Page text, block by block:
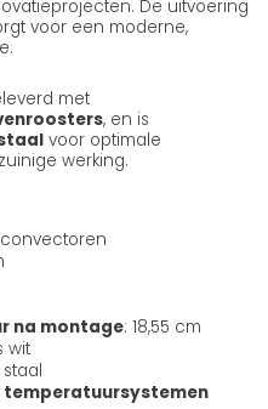
De uitvoering
voor een moderne,
met
, en is
voor optimale
werking.
na montage: 18,55 cm
wit
temperatuursystemen